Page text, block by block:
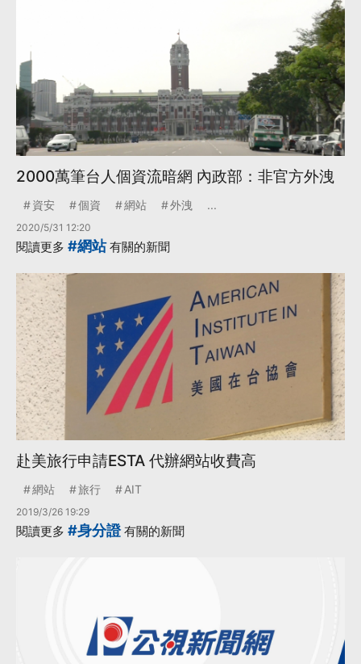
2000萬筆台人個資流暗網 內政部：非官方外洩
資安 個資 網站 外洩 ...
2020/5/31 12:20
閱讀更多 #網站有關的新聞
赴美旅行申請ESTA 代辦網站收費高
網站 旅行 AIT
2019/3/26 19:29
閱讀更多 #身分證有關的新聞